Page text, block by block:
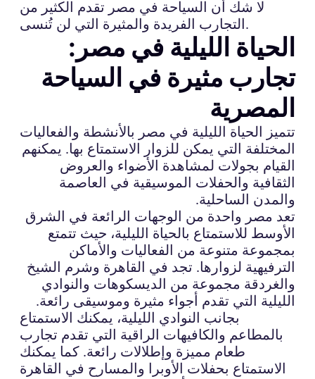
لا شك أن السياحة في مصر تقدم الكثير من
التجارب الفريدة والمثيرة التي لن تُنسى.
الحياة الليلية في مصر:
تجارب مثيرة في السياحة
المصرية
تتميز الحياة الليلية في مصر بالأنشطة والفعاليات
المختلفة التي يمكن للزوار الاستمتاع بها. يمكنهم
القيام بجولات لمشاهدة الأضواء والعروض
الثقافية والحفلات الموسيقية في العاصمة
والمدن الساحلية.
تعد مصر واحدة من الوجهات الرائعة في الشرق
الأوسط للاستمتاع بالحياة الليلية، حيث تتمتع
بمجموعة متنوعة من الفعاليات والأماكن
الترفيهية لزوارها. تجد في القاهرة وشرم الشيخ
والغردقة مجموعة من الديسكوهات والنوادي
الليلية التي تقدم أجواء مثيرة وموسيقى رائعة.
بجانب النوادي الليلية، يمكنك الاستمتاع
بالمطاعم والكافيهات الراقية التي تقدم تجارب
طعام مميزة وإطلالات رائعة. كما يمكنك
الاستمتاع بحفلات الأوبرا والمسارح في القاهرة